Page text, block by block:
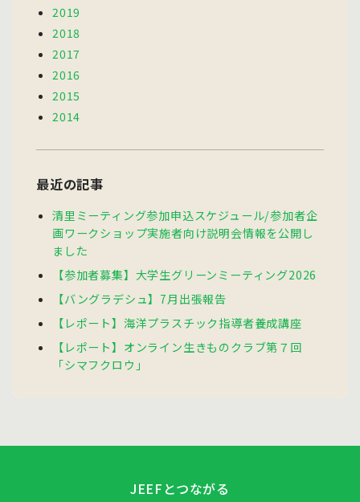
2019
2018
2017
2016
2015
2014
最近の記事
清里ミーティング参加申込スケジュール/参加者企
画ワークショップ実施者向け説明会情報を公開し
ました
【参加者募集】大学生グリーンミーティング2026
【バングラデシュ】7月出張報告
【レポート】海洋プラスチック指導者養成講座
【レポート】オンライン生きものクラブ第７回
「シマフクロウ」
JEEFとつながる